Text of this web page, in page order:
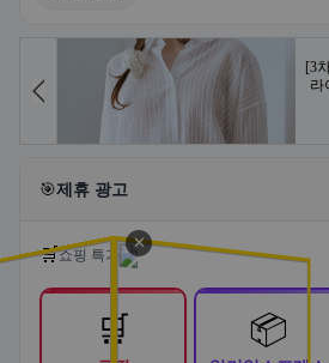
🎯제휴 광고
🛒쇼핑 특가
🛒 📦
✕